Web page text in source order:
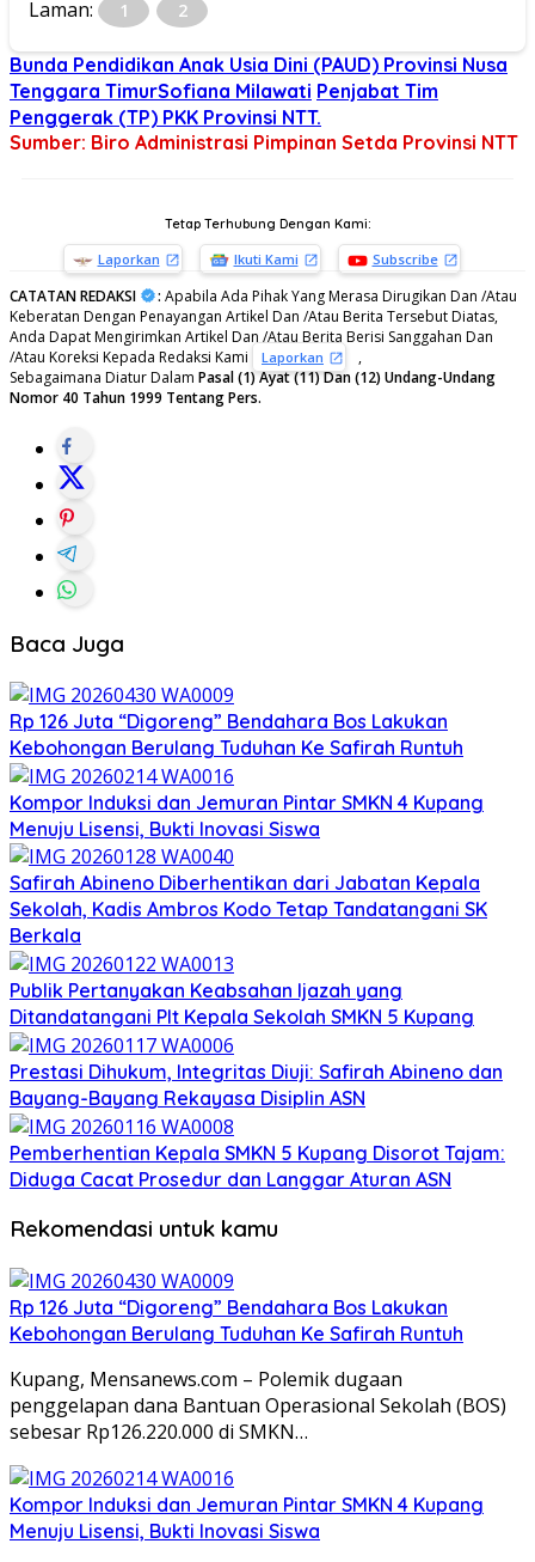
Laman: 1 2
Bunda Pendidikan Anak Usia Dini (PAUD) Provinsi Nusa
Tenggara TimurSofiana Milawati Penjabat Tim
Penggerak (TP) PKK Provinsi NTT.
Sumber: Biro Administrasi Pimpinan Setda Provinsi NTT
Tetap Terhubung Dengan Kami:
Laporkan Ikuti Kami Subscribe
CATATAN REDAKSI : Apabila Ada Pihak Yang Merasa Dirugikan Dan /Atau
Keberatan Dengan Penayangan Artikel Dan /Atau Berita Tersebut Diatas,
Anda Dapat Mengirimkan Artikel Dan /Atau Berita Berisi Sanggahan Dan
/Atau Koreksi Kepada Redaksi Kami
Laporkan
,
Sebagaimana Diatur Dalam Pasal (1) Ayat (11) Dan (12) Undang-Undang
Nomor 40 Tahun 1999 Tentang Pers.
Baca Juga
Rp 126 Juta “Digoreng” Bendahara Bos Lakukan
Kebohongan Berulang Tuduhan Ke Safirah Runtuh
Kompor Induksi dan Jemuran Pintar SMKN 4 Kupang
Menuju Lisensi, Bukti Inovasi Siswa
Safirah Abineno Diberhentikan dari Jabatan Kepala
Sekolah, Kadis Ambros Kodo Tetap Tandatangani SK
Berkala
Publik Pertanyakan Keabsahan Ijazah yang
Ditandatangani Plt Kepala Sekolah SMKN 5 Kupang
Prestasi Dihukum, Integritas Diuji: Safirah Abineno dan
Bayang-Bayang Rekayasa Disiplin ASN
Pemberhentian Kepala SMKN 5 Kupang Disorot Tajam:
Diduga Cacat Prosedur dan Langgar Aturan ASN
Rekomendasi untuk kamu
Rp 126 Juta “Digoreng” Bendahara Bos Lakukan
Kebohongan Berulang Tuduhan Ke Safirah Runtuh
Kupang, Mensanews.com – Polemik dugaan
penggelapan dana Bantuan Operasional Sekolah (BOS)
sebesar Rp126.220.000 di SMKN…
Kompor Induksi dan Jemuran Pintar SMKN 4 Kupang
Menuju Lisensi, Bukti Inovasi Siswa